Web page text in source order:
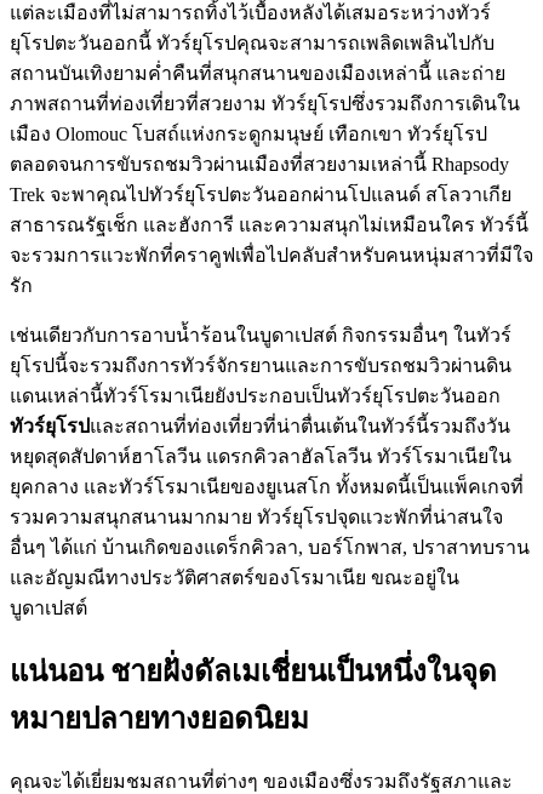
แต่ละเมืองที่ไม่สามารถทิ้งไว้เบื้องหลังได้เสมอระหว่างทัวร์
ยุโรปตะวันออกนี้ ทัวร์ยุโรปคุณจะสามารถเพลิดเพลินไปกับ
สถานบันเทิงยามค่ำคืนที่สนุกสนานของเมืองเหล่านี้ และถ่าย
ภาพสถานที่ท่องเที่ยวที่สวยงาม ทัวร์ยุโรปซึ่งรวมถึงการเดินใน
เมือง Olomouc โบสถ์แห่งกระดูกมนุษย์ เทือกเขา ทัวร์ยุโรป
ตลอดจนการขับรถชมวิวผ่านเมืองที่สวยงามเหล่านี้ Rhapsody
Trek จะพาคุณไปทัวร์ยุโรปตะวันออกผ่านโปแลนด์ สโลวาเกีย
สาธารณรัฐเช็ก และฮังการี และความสนุกไม่เหมือนใคร ทัวร์นี้
จะรวมการแวะพักที่คราคูฟเพื่อไปคลับสำหรับคนหนุ่มสาวที่มีใจ
รัก
เช่นเดียวกับการอาบน้ำร้อนในบูดาเปสต์ กิจกรรมอื่นๆ ในทัวร์
ยุโรปนี้จะรวมถึงการทัวร์จักรยานและการขับรถชมวิวผ่านดิน
แดนเหล่านี้ทัวร์โรมาเนียยังประกอบเป็นทัวร์ยุโรปตะวันออก
ทัวร์ยุโรปและสถานที่ท่องเที่ยวที่น่าตื่นเต้นในทัวร์นี้รวมถึงวัน
หยุดสุดสัปดาห์ฮาโลวีน แดรกคิวลาฮัลโลวีน ทัวร์โรมาเนียใน
ยุคกลาง และทัวร์โรมาเนียของยูเนสโก ทั้งหมดนี้เป็นแพ็คเกจที่
รวมความสนุกสนานมากมาย ทัวร์ยุโรปจุดแวะพักที่น่าสนใจ
อื่นๆ ได้แก่ บ้านเกิดของแดร็กคิวลา, บอร์โกพาส, ปราสาทบราน
และอัญมณีทางประวัติศาสตร์ของโรมาเนีย ขณะอยู่ใน
บูดาเปสต์
แน่นอน ชายฝั่งดัลเมเชี่ยนเป็นหนึ่งในจุด
หมายปลายทางยอดนิยม
คุณจะได้เยี่ยมชมสถานที่ต่างๆ ของเมืองซึ่งรวมถึงรัฐสภาและ